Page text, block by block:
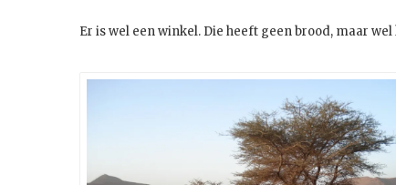
Er is wel een winkel. Die heeft geen brood, maar